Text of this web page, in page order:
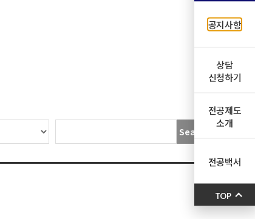
Search
공지사항
상담
신청하기
전공제도
소개
전공백서
TOP